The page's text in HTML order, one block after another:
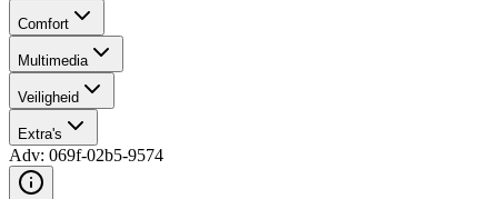
Comfort
Multimedia
Veiligheid
Extra's
Adv: 069f-02b5-9574